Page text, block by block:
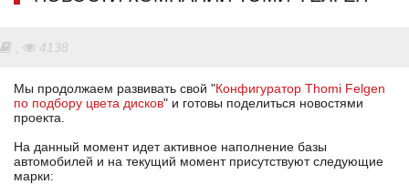
4138
Мы продолжаем развивать свой "Конфигуратор Thomi Felgen
по подбору цвета дисков" и готовы поделиться новостями
проекта.
На данный момент идет активное наполнение базы
автомобилей и на текущий момент присутствуют следующие
марки: